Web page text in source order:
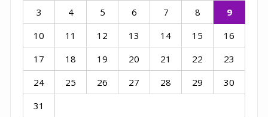
3
4 5 6 7 8
9
10
11 12 13 14 15
16
17
18 19 20 21 22
23
24
25 26 27 28 29
30
31